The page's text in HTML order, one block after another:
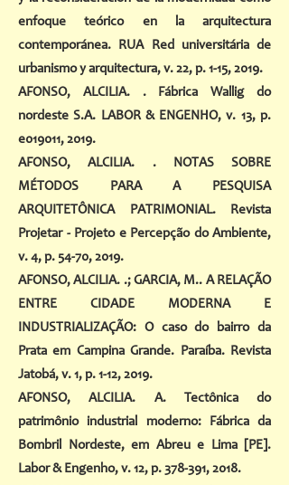
enfoque teórico en la arquitectura
contemporánea. RUA Red universitária de
urbanismo y arquitectura, v. 22, p. 1-15, 2019.
AFONSO, ALCILIA. . Fábrica Wallig do
nordeste S.A. LABOR & ENGENHO, v. 13, p.
e019011, 2019.
AFONSO, ALCILIA. . NOTAS SOBRE
MÉTODOS PARA A PESQUISA
ARQUITETÔNICA PATRIMONIAL. Revista
Projetar - Projeto e Percepção do Ambiente,
v. 4, p. 54-70, 2019.
AFONSO, ALCILIA. .; GARCIA, M.. A RELAÇÃO
ENTRE CIDADE MODERNA E
INDUSTRIALIZAÇÃO: O caso do bairro da
Prata em Campina Grande. Paraíba. Revista
Jatobá, v. 1, p. 1-12, 2019.
AFONSO, ALCILIA. A. Tectônica do
patrimônio industrial moderno: Fábrica da
Bombril Nordeste, em Abreu e Lima [PE].
Labor & Engenho, v. 12, p. 378-391, 2018.